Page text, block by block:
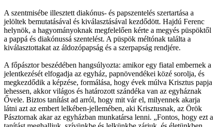
A szentmisébe illesztett diakónus- és papszentelés szertartása a
jelöltek bemutatásával és kiválasztásával kezdődött. Hajdú Ferenc
helynök, a hagyományoknak megfelelően kérte a megyés püspöktől
a pappá és diakónussá szentelést. A püspök méltónak találta a
kiválasztottakat az áldozópapság és a szerpapság rendjére.
A főpásztor beszédében hangsúlyozta: amikor egy fiatal embernek a
jelentkezését elfogadja az egyház, papnövendékei közé sorolja, és
megkezdődik a képzése, formálása, hogy évek múlva Krisztus papja
lehessen, akkor világos és határozott szándéka van az egyháznak
Ővele. Biztos tanítást ad arról, hogy mit vár el, milyennek akarja
látni azt az embert lelkében-jellemében, aki Krisztusnak, az Örök
Pásztornak akar az egyházban munkatársa lenni. „Fontos, hogy ezt a